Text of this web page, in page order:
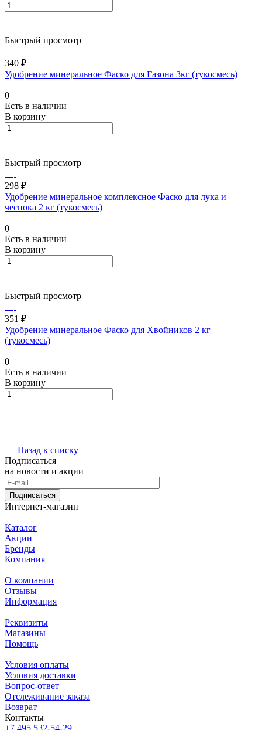
Быстрый просмотр
340 ₽
Удобрение минеральное Фаско для Газона 3кг (тукосмесь)
0
Есть в наличии
В корзину
Быстрый просмотр
298 ₽
Удобрение минеральное комплексное Фаско для лука и
чеснока 2 кг (тукосмесь)
0
Есть в наличии
В корзину
Быстрый просмотр
351 ₽
Удобрение минеральное Фаско для Хвойников 2 кг
(тукосмесь)
0
Есть в наличии
В корзину
Назад к списку
Подписаться
на новости и акции
Подписаться
Интернет-магазин
Каталог
Акции
Бренды
Компания
О компании
Отзывы
Информация
Реквизиты
Магазины
Помощь
Условия оплаты
Условия доставки
Вопрос-ответ
Отслеживание заказа
Возврат
Контакты